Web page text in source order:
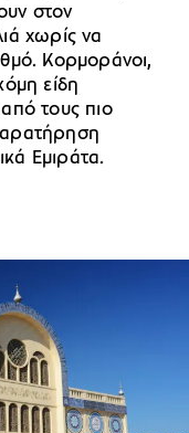
στον
χωρίς να
Κορμοράνοι,
είδη
τους πιο
Εμιράτα.